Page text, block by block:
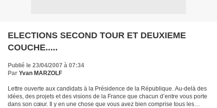
ELECTIONS SECOND TOUR ET DEUXIEME
COUCHE.....
Publié le 23/04/2007 à 07:34
Par Yvan MARZOLF
Lettre ouverte aux candidats à la Présidence de la République. Au-delà des
idées, des projets et des visions de la France que chacun d’entre vous porte
dans son cœur. Il y en une chose que vous avez bien comprise tous les